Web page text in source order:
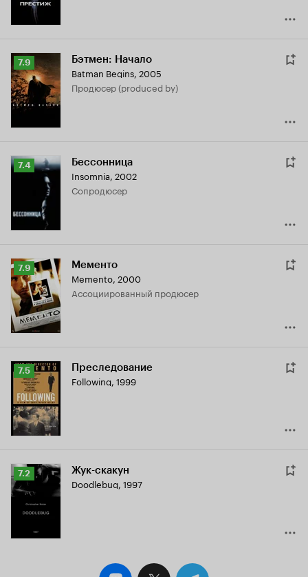
Рейтинг
Кинопоиска
7.9
7.9 Бэтмен: Начало
Batman Begins, 2005
продюсер (produced by)
Рейтинг
Кинопоиска
7.4 Бессонница
Insomnia, 2002
сопродюсер
Рейтинг
Кинопоиска
7.9
7.9 Мементо
Memento, 2000
ассоциированный продюсер
Рейтинг
Кинопоиска
7.5
7.5 Преследование
Following, 1999
Рейтинг
Кинопоиска
7.2 Жук-скакун
Doodlebug, 1997